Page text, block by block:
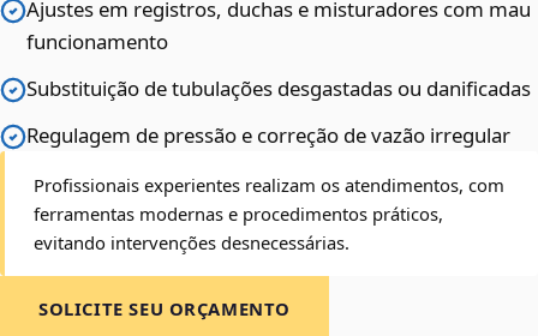
Ajustes em registros, duchas e misturadores com mau
funcionamento
Substituição de tubulações desgastadas ou danificadas
Regulagem de pressão e correção de vazão irregular
Profissionais experientes realizam os atendimentos, com
ferramentas modernas e procedimentos práticos,
evitando intervenções desnecessárias.
SOLICITE SEU ORÇAMENTO